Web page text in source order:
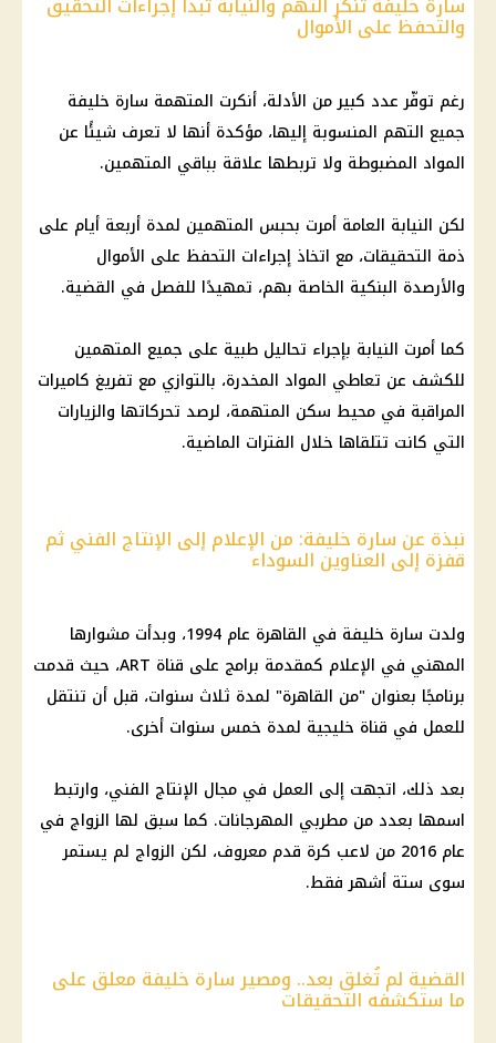
والتحفظ على الأموال
رغم توفّر عدد كبير من الأدلة، أنكرت المتهمة سارة خليفة
جميع التهم المنسوبة إليها، مؤكدة أنها لا تعرف شيئًا عن
المواد المضبوطة ولا تربطها علاقة بباقي المتهمين.
لكن النيابة العامة أمرت بحبس المتهمين لمدة أربعة أيام على
ذمة التحقيقات، مع اتخاذ إجراءات التحفظ على الأموال
والأرصدة البنكية الخاصة بهم، تمهيدًا للفصل في القضية.
كما أمرت النيابة بإجراء تحاليل طبية على جميع المتهمين
للكشف عن تعاطي المواد المخدرة، بالتوازي مع تفريغ كاميرات
المراقبة في محيط سكن المتهمة، لرصد تحركاتها والزيارات
التي كانت تتلقاها خلال الفترات الماضية.
نبذة عن سارة خليفة: من الإعلام إلى الإنتاج الفني ثم
قفزة إلى العناوين السوداء
ولدت سارة خليفة في القاهرة
عام 1994، وبدأت مشوارها
المهني في الإعلام
كمقدمة برامج على قناة ART، حيث قدمت
برنامجًا بعنوان "من القاهرة" لمدة ثلاث سنوات، قبل أن تنتقل
للعمل في قناة خليجية لمدة خمس سنوات أخرى.
بعد ذلك، اتجهت إلى العمل في مجال الإنتاج الفني، وارتبط
اسمها بعدد من مطربي المهرجانات. كما سبق لها الزواج في
عام 2016 من لاعب
كرة قدم معروف، لكن الزواج لم يستمر
سوى ستة أشهر فقط.
القضية لم تُغلق بعد.. ومصير سارة خليفة معلق على
ما ستكشفه التحقيقات